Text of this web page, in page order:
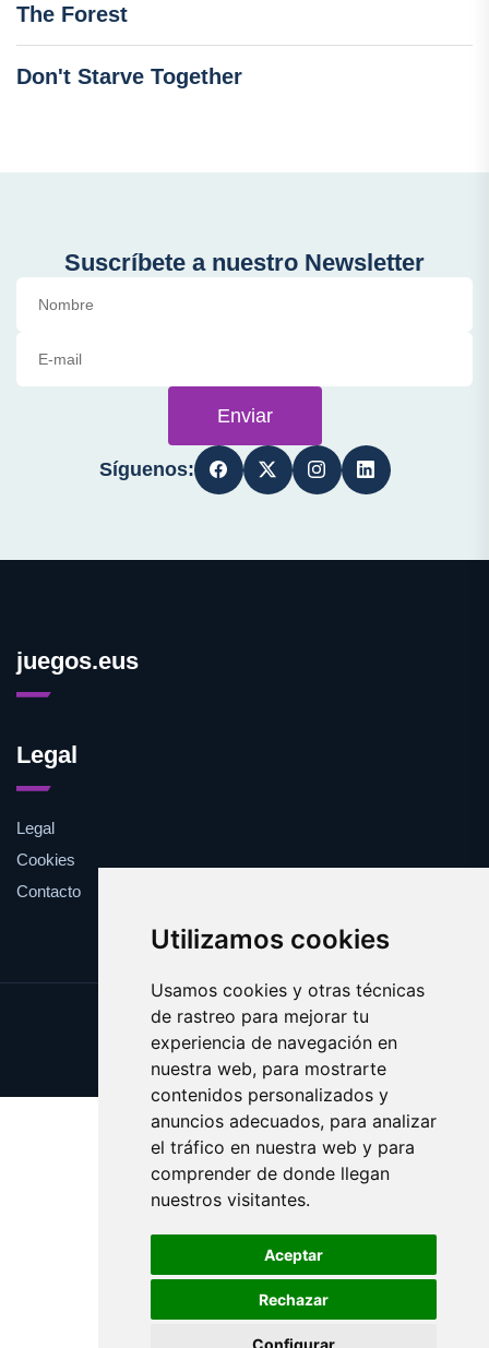
Utilizamos cookies
Usamos cookies y otras técnicas
de rastreo para mejorar tu
experiencia de navegación en
nuestra web, para mostrarte
contenidos personalizados y
anuncios adecuados, para analizar
el tráfico en nuestra web y para
comprender de donde llegan
nuestros visitantes.
Aceptar
Rechazar
Configurar
The Forest
Don't Starve Together
Suscríbete a nuestro Newsletter
Enviar
Síguenos:
juegos.eus
Legal
Legal
Cookies
Contacto
Update cookies preferences
Copyright © 2025 juegos.eus